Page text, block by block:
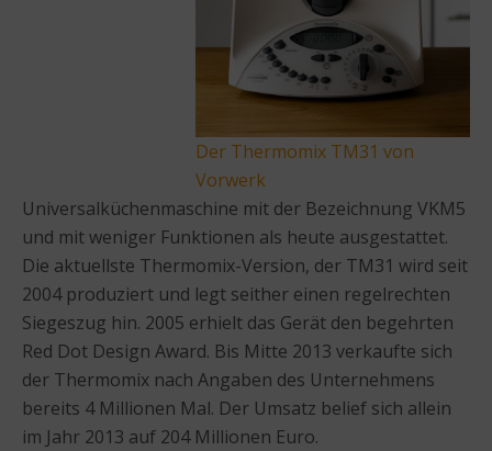
Der Thermomix TM31 von
Vorwerk
Universalküchenmaschine mit der Bezeichnung VKM5
und mit weniger Funktionen als heute ausgestattet.
Die aktuellste Thermomix-Version, der TM31 wird seit
2004 produziert und legt seither einen regelrechten
Siegeszug hin. 2005 erhielt das Gerät den begehrten
Red Dot Design Award. Bis Mitte 2013 verkaufte sich
der Thermomix nach Angaben des Unternehmens
bereits 4 Millionen Mal. Der Umsatz belief sich allein
im Jahr 2013 auf 204 Millionen Euro.